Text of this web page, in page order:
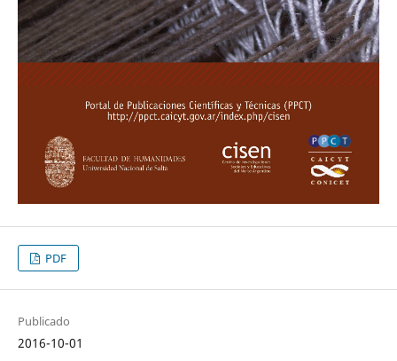
PDF
Publicado
2016-10-01